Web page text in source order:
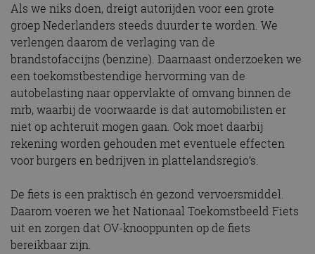
Als we niks doen, dreigt autorijden voor een grote
groep Nederlanders steeds duurder te worden. We
verlengen daarom de verlaging van de
brandstofaccijns (benzine). Daarnaast onderzoeken we
een toekomstbestendige hervorming van de
autobelasting naar oppervlakte of omvang binnen de
mrb, waarbij de voorwaarde is dat automobilisten er
niet op achteruit mogen gaan. Ook moet daarbij
rekening worden gehouden met eventuele effecten
voor burgers en bedrijven in plattelandsregio’s.
De fiets is een praktisch én gezond vervoersmiddel.
Daarom voeren we het Nationaal Toekomstbeeld Fiets
uit en zorgen dat OV-knooppunten op de fiets
bereikbaar zijn.